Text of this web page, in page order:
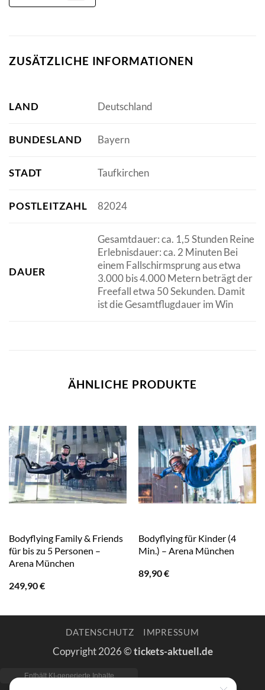
ZUSÄTZLICHE INFORMATIONEN
LAND Deutschland
BUNDESLAND Bayern
STADT Taufkirchen
POSTLEITZAHL 82024
DAUER
Gesamtdauer: ca. 1,5 Stunden Reine
Erlebnisdauer: ca. 2 Minuten Bei
einem Fallschirmsprung aus etwa
3.000 bis 4.000 Metern beträgt der
Freefall etwa 50 Sekunden. Damit
ist die Gesamtflugdauer im Win
ÄHNLICHE PRODUKTE
Bodyflying Family & Friends
für bis zu 5 Personen –
Arena München
249,90€
Bodyflying für Kinder (4
Min.) – Arena München
89,90€
DATENSCHUTZ IMPRESSUM
Copyright 2026 ©tickets-aktuell.de